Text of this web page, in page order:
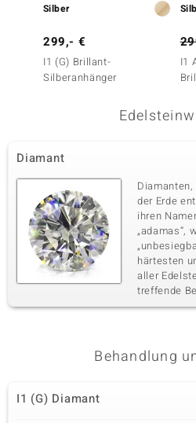
Silber
299,- €
I1 (G) Brillant-
Silberanhänger
I1
Diamant
der Erde
ihren
„adamas“,
härtesten
aller
treffende
Behandlung
I1 (G) Diamant